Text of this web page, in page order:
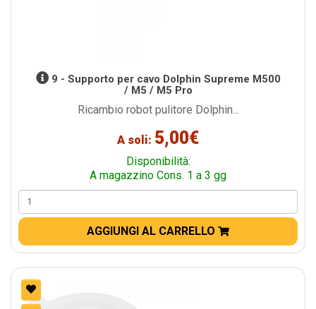
9 - Supporto per cavo Dolphin Supreme M500
/ M5 / M5 Pro
Ricambio robot pulitore Dolphin...
A soli: 5,00€
Disponibilità:
A magazzino Cons. 1 a 3 gg
AGGIUNGI AL CARRELLO